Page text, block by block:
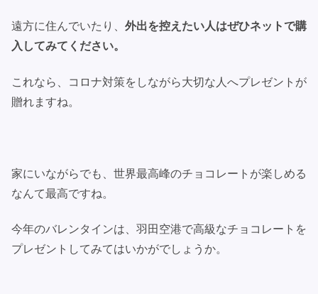
遠方に住んでいたり、 外出を控えたい人はぜひネットで購
入してみてください。
これなら、コロナ対策をしながら大切な人へプレゼントが
贈れますね。
家にいながらでも、世界最高峰のチョコレートが楽しめる
なんて最高ですね。
今年のバレンタインは、羽田空港で高級なチョコレートを
プレゼントしてみてはいかがでしょうか。